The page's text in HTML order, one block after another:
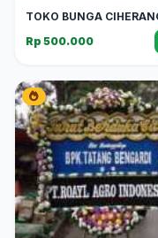
TOKO BUNGA
Rp 500.000